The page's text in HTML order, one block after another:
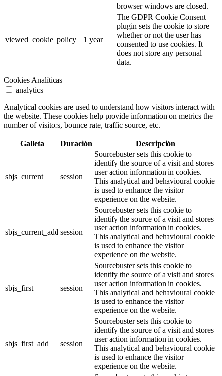
browser windows are closed.
viewed_cookie_policy 1 year
The GDPR Cookie Consent
plugin sets the cookie to store
whether or not the user has
consented to use cookies. It
does not store any personal
data.
Cookies Analíticas
analytics
Analytical cookies are used to understand how visitors interact with
the website. These cookies help provide information on metrics the
number of visitors, bounce rate, traffic source, etc.
Galleta Duración Descripción
sbjs_current session
Sourcebuster sets this cookie to
identify the source of a visit and stores
user action information in cookies.
This analytical and behavioural cookie
is used to enhance the visitor
experience on the website.
sbjs_current_add session
Sourcebuster sets this cookie to
identify the source of a visit and stores
user action information in cookies.
This analytical and behavioural cookie
is used to enhance the visitor
experience on the website.
sbjs_first session
Sourcebuster sets this cookie to
identify the source of a visit and stores
user action information in cookies.
This analytical and behavioural cookie
is used to enhance the visitor
experience on the website.
sbjs_first_add session
Sourcebuster sets this cookie to
identify the source of a visit and stores
user action information in cookies.
This analytical and behavioural cookie
is used to enhance the visitor
experience on the website.